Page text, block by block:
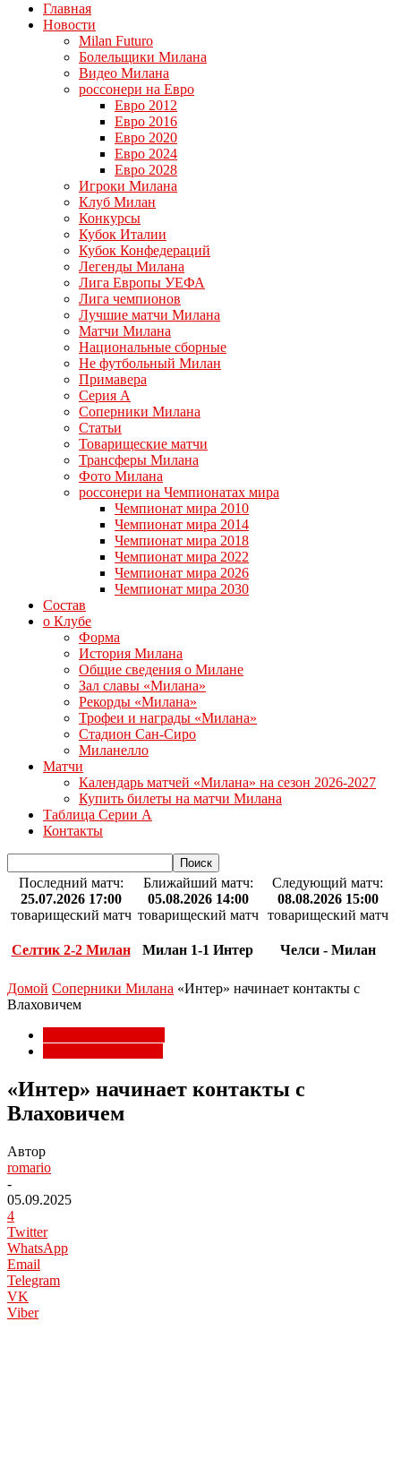
Главная
Новости
Milan Futuro
Болельщики Милана
Видео Милана
россонери на Евро
Евро 2012
Евро 2016
Евро 2020
Евро 2024
Евро 2028
Игроки Милана
Клуб Милан
Конкурсы
Кубок Италии
Кубок Конфедераций
Легенды Милана
Лига Европы УЕФА
Лига чемпионов
Лучшие матчи Милана
Матчи Милана
Национальные сборные
Не футбольный Милан
Примавера
Серия А
Соперники Милана
Статьи
Товарищеские матчи
Трансферы Милана
Фото Милана
россонери на Чемпионатах мира
Чемпионат мира 2010
Чемпионат мира 2014
Чемпионат мира 2018
Чемпионат мира 2022
Чемпионат мира 2026
Чемпионат мира 2030
Состав
о Клубе
Форма
История Милана
Общие сведения о Милане
Зал славы «Милана»
Рекорды «Милана»
Трофеи и награды «Милана»
Стадион Сан-Сиро
Миланелло
Матчи
Календарь матчей «Милана» на сезон 2026-2027
Купить билеты на матчи Милана
Таблица Серии А
Контакты
Последний матч:
25.07.2026 17:00
товарищеский матч
Селтик 2-2 Милан
Ближайший матч:
05.08.2026 14:00
товарищеский матч
Милан 1-1 Интер
Следующий матч:
08.08.2026 15:00
товарищеский матч
Челси - Милан
Домой Соперники Милана «Интер» начинает контакты c
Влаховичем
«Интер» начинает контакты c
Влаховичем
Автор
romario
-
05.09.2025
4
Twitter
WhatsApp
Email
Telegram
VK
Viber